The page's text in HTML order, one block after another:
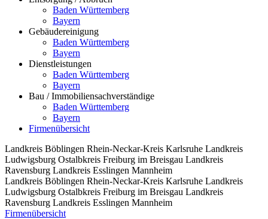
Baden Württemberg
Bayern
Gebäudereinigung
Baden Württemberg
Bayern
Dienstleistungen
Baden Württemberg
Bayern
Bau / Immobiliensachverständige
Baden Württemberg
Bayern
Firmenübersicht
Landkreis Böblingen Rhein-Neckar-Kreis Karlsruhe Landkreis
Ludwigsburg Ostalbkreis Freiburg im Breisgau Landkreis
Ravensburg Landkreis Esslingen Mannheim
Landkreis Böblingen Rhein-Neckar-Kreis Karlsruhe Landkreis
Ludwigsburg Ostalbkreis Freiburg im Breisgau Landkreis
Ravensburg Landkreis Esslingen Mannheim
Firmenübersicht